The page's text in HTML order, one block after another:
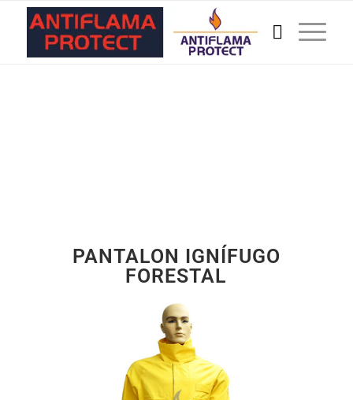
PANTALON IGNÍFUGO
FORESTAL